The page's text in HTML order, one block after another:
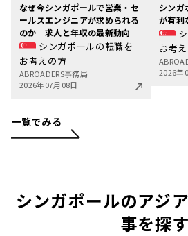
なぜ今シンガポールで営業・セ
ールスエンジニアが求められる
のか｜求人と年収の最新動向
シンガポールの転職を
お考えの方
ABROADERS事務局
2026年07月08日
シンガ
が有利
お考
2026年
一覧でみる
シンガポールのアジ
事を探す